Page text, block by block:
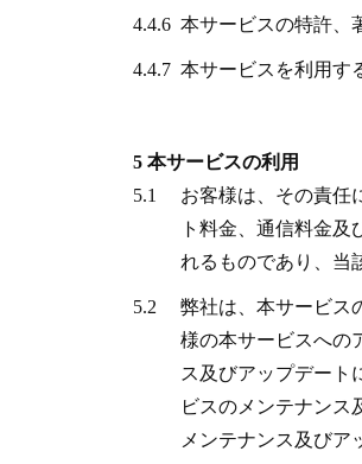
4.4.6 本サービスの特許、
4.4.7 本サービスを利用す
5 本サービスの利用
5.1
お客様は、その責任
ト料金、通信料金
れるものであり、当
5.2
弊社は、本サービス
様の本サービスへの
ス及びアップデート
ビスのメンテナンス
メンテナンス及びア